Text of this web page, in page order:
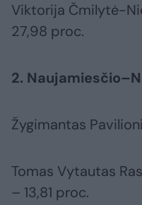
Viktorija Čmilytė-
27,98 proc.
2.
Žygimantas
Tomas Vytautas
– 13,81 proc.